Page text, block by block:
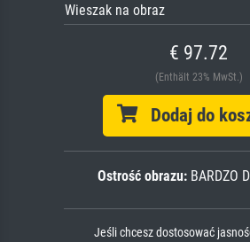
Wieszak na obraz
€ 97.72
(Enthält 23% MwSt.)
Dodaj do
Ostrość obrazu:BARDZO
Jeśli chcesz dostosować